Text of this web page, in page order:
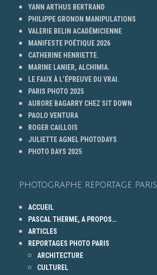
YANN ARTHUS BERTRAND
PHILIPPE GRONON MANIPULATIONS
VALERIE BELIN ACADÉMICIENNE
MANIFESTE POÉTIQUE 2026
CATHERINE HENRIETTE.
MARINE LANIER, ALCHIMIA.
LE FAUX À L’ÉPREUVE DU VRAI.
PARIS PHOTO 2025
AURORE BAGARRY CHEZ SIT DOWN
PAOLO VENTURA
ROGER CAILLOIS
JULIETTE AGNEL PHOTODAYS
PHOTO DAYS 2025
PHOTOGRAPHE REPORTAGE PARIS
ACCUEIL
PASCAL THERME, A PROPOS…
ARTICLES
REPORTAGES PHOTO PARIS
ARCHITECTURE
CULTUREL